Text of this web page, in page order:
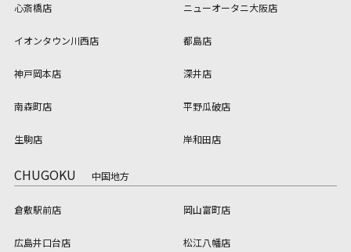
心斎橋店 ニューオータニ大阪店
イオンタウン川西店 都島店
神戸岡本店 深井店
南森町店 平野瓜破店
生駒店 岸和田店
CHUGOKU 中国地方
倉敷駅前店 岡山富町店
広島井口台店 松江八幡店